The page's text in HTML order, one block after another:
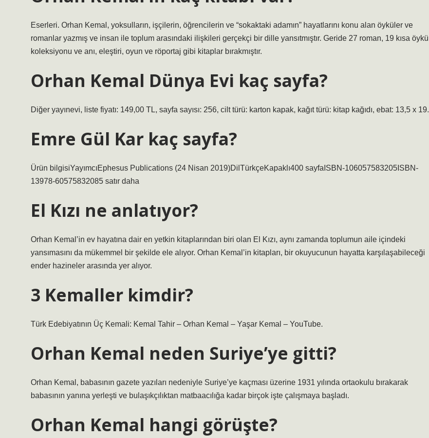
Eserleri. Orhan Kemal, yoksulların, işçilerin, öğrencilerin ve “sokaktaki adamın” hayatlarını konu alan öyküler ve
romanlar yazmış ve insan ile toplum arasındaki ilişkileri gerçekçi bir dille yansıtmıştır. Geride 27 roman, 19 kısa öykü
koleksiyonu ve anı, eleştiri, oyun ve röportaj gibi kitaplar bırakmıştır.
Orhan Kemal Dünya Evi kaç sayfa?
Diğer yayınevi, liste fiyatı: 149,00 TL, sayfa sayısı: 256, cilt türü: karton kapak, kağıt türü: kitap kağıdı, ebat: 13,5 x 19.
Emre Gül Kar kaç sayfa?
Ürün bilgisiYayımcı‎Ephesus Publications (24 Nisan 2019)Dil‎TürkçeKapaklı‎400 sayfaISBN-10‎6057583205ISBN-
13‎978-60575832085 satır daha
El Kızı ne anlatıyor?
Orhan Kemal’in ev hayatına dair en yetkin kitaplarından biri olan El Kızı, aynı zamanda toplumun aile içindeki
yansımasını da mükemmel bir şekilde ele alıyor. Orhan Kemal’in kitapları, bir okuyucunun hayatta karşılaşabileceği
ender hazineler arasında yer alıyor.
3 Kemaller kimdir?
Türk Edebiyatının Üç Kemali: Kemal Tahir – Orhan Kemal – Yaşar Kemal – YouTube.
Orhan Kemal neden Suriye’ye gitti?
Orhan Kemal, babasının gazete yazıları nedeniyle Suriye’ye kaçması üzerine 1931 yılında ortaokulu bırakarak
babasının yanına yerleşti ve bulaşıkçılıktan matbaacılığa kadar birçok işte çalışmaya başladı.
Orhan Kemal hangi görüşte?